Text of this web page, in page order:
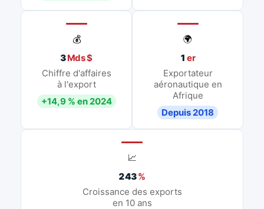
💰
3Mds $
Chiffre d'affaires
à l'export
+14,9 % en 2024
🌍
1 er
Exportateur
aéronautique en
Afrique
Depuis 2018
📈
243%
Croissance des exports
en 10 ans